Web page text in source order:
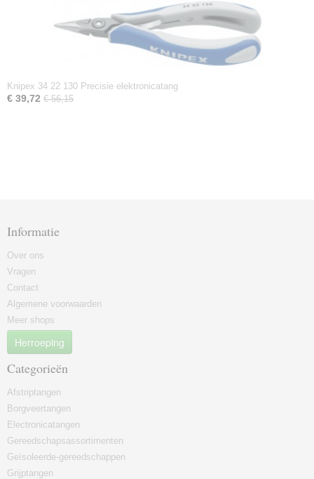
Knipex 34 22 130 Precisie elektronicatang
€ 39,72 € 56,15
Informatie
Over ons
Vragen
Contact
Algemene voorwaarden
Meer shops
Herroeping
Categorieën
Afstriptangen
Borgveertangen
Electronicatangen
Gereedschapsassortimenten
Geïsoleerde-gereedschappen
Grijptangen